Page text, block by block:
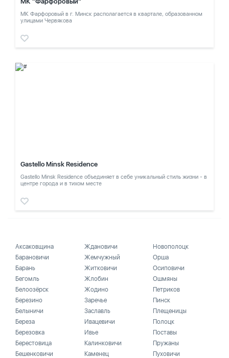
МК Фарфоровый в г. Минск располагается в квартале, образованном
улицами Червякова
Gastello Minsk Residence
Gastello Minsk Residence объединяет в себе уникальный стиль жизни - в
центре города и в тихом месте
Аксаковщина
Барановичи
Барань
Бегомль
Белоозёрск
Березино
Белыничи
Береза
Березовка
Берестовица
Бешенковичи
Ждановичи
Жемчужный
Житковичи
Жлобин
Жодино
Заречье
Заславль
Ивацевичи
Ивье
Калинковичи
Каменец
Новополоцк
Орша
Осиповичи
Ошмяны
Петриков
Пинск
Плещеницы
Полоцк
Поставы
Пружаны
Пуховичи